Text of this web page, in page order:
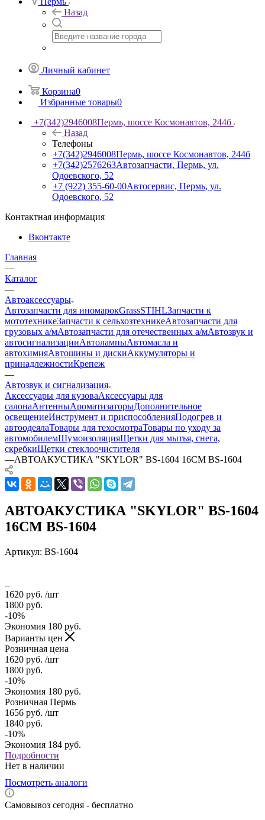
Назад
Личный кабинет
Корзина0
Избранные товары0
+7(342)2946008Пермь, шоссе Космонавтов, 244б
Назад
Телефоны
+7(342)2946008Пермь, шоссе Космонавтов, 244б
+7(342)2576263Автозапчасти, Пермь, ул.
Одоевского, 52
+7 (922) 355-60-00Автосервис, Пермь, ул.
Одоевского, 52
Контактная информация
Вконтакте
Главная
—
Каталог
—
Автоаксессуары
Автозапчасти для иномарокGrassSTIHLЗапчасти к
мототехникеЗапчасти к сельхозтехникеАвтозапчасти для
грузовых а/мАвтозапчасти для отечественных а/мАвтозвук и
автосигнализацииАвтолампыАвтомасла и
автохимияАвтошины и дискиАккумуляторы и
принадлежностиКрепеж
—
Автозвук и сигнализация
Аксессуары для кузоваАксессуары для
салонаАнтенныАроматизаторыДополнительное
освещениеИнструмент и приспособленияПодогрев и
автоодеялаТовары для техосмотраТовары по уходу за
автомобилемШумоизоляцияЩетки для мытья, снега,
скребкиЩетки стеклоочистителя
—АВТОАКУСТИКА "SKYLOR" BS-1604 16СМ BS-1604
АВТОАКУСТИКА "SKYLOR" BS-1604
16СМ BS-1604
Артикул: BS-1604
1620 руб. /шт
1800 руб.
-10%
Экономия 180 руб.
Варианты цен
Розничная цена
1620 руб. /шт
1800 руб.
-10%
Экономия 180 руб.
Розничная Пермь
1656 руб. /шт
1840 руб.
-10%
Экономия 184 руб.
Подробности
Нет в наличии
Посмотреть аналоги
Самовывоз сегодня - бесплатно